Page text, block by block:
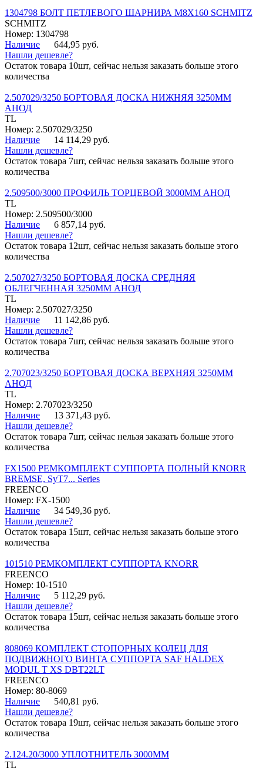
1304798 БОЛТ ПЕТЛЕВОГО ШАРНИРА М8Х160 SCHMITZ
SCHMITZ
Номер: 1304798
Наличие
644,95 руб.
Нашли дешевле?
Остаток товара 10шт, сейчас нельзя заказать больше этого
количества
2.507029/3250 БОРТОВАЯ ДОСКА НИЖНЯЯ 3250ММ
АНОД
TL
Номер: 2.507029/3250
Наличие
14 114,29 руб.
Нашли дешевле?
Остаток товара 7шт, сейчас нельзя заказать больше этого
количества
2.509500/3000 ПРОФИЛЬ ТОРЦЕВОЙ 3000ММ АНОД
TL
Номер: 2.509500/3000
Наличие
6 857,14 руб.
Нашли дешевле?
Остаток товара 12шт, сейчас нельзя заказать больше этого
количества
2.507027/3250 БОРТОВАЯ ДОСКА СРЕДНЯЯ
ОБЛЕГЧЕННАЯ 3250ММ АНОД
TL
Номер: 2.507027/3250
Наличие
11 142,86 руб.
Нашли дешевле?
Остаток товара 7шт, сейчас нельзя заказать больше этого
количества
2.707023/3250 БОРТОВАЯ ДОСКА ВЕРХНЯЯ 3250ММ
АНОД
TL
Номер: 2.707023/3250
Наличие
13 371,43 руб.
Нашли дешевле?
Остаток товара 7шт, сейчас нельзя заказать больше этого
количества
FX1500 РЕМКОМПЛЕКТ СУППОРТА ПОЛНЫЙ KNORR
BREMSE, SyT7... Series
FREENCO
Номер: FX-1500
Наличие
34 549,36 руб.
Нашли дешевле?
Остаток товара 15шт, сейчас нельзя заказать больше этого
количества
101510 РЕМКОМПЛЕКТ СУППОРТА KNORR
FREENCO
Номер: 10-1510
Наличие
5 112,29 руб.
Нашли дешевле?
Остаток товара 15шт, сейчас нельзя заказать больше этого
количества
808069 КОМПЛЕКТ СТОПОРНЫХ КОЛЕЦ ДЛЯ
ПОДВИЖНОГО ВИНТА СУППОРТА SAF HALDEX
MODUL T XS DBT22LT
FREENCO
Номер: 80-8069
Наличие
540,81 руб.
Нашли дешевле?
Остаток товара 19шт, сейчас нельзя заказать больше этого
количества
2.124.20/3000 УПЛОТНИТЕЛЬ 3000ММ
TL